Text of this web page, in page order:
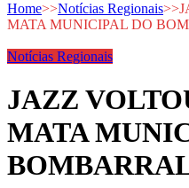
Home>>Notícias Regionais>>
MATA MUNICIPAL DO
Notícias Regionais
JAZZ
MATA